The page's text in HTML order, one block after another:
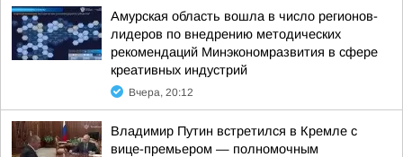
Амурская область вошла в число регионов-
лидеров по внедрению методических
рекомендаций Минэкономразвития в сфере
креативных индустрий
Вчера, 20:12
Владимир Путин встретился в Кремле с
вице-премьером — полномочным